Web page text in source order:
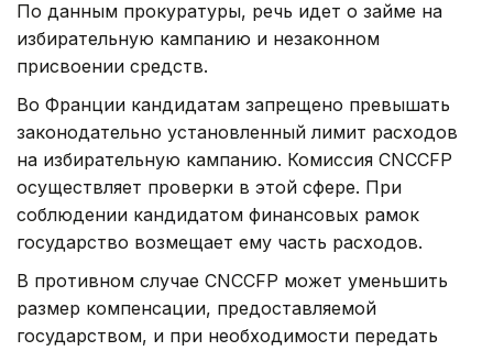
По данным прокуратуры, речь идет о займе на
избирательную кампанию и незаконном
присвоении средств.
Во Франции кандидатам запрещено превышать
законодательно установленный лимит расходов
на избирательную кампанию. Комиссия CNCCFP
осуществляет проверки в этой сфере. При
соблюдении кандидатом финансовых рамок
государство возмещает ему часть расходов.
В противном случае CNCCFP может уменьшить
размер компенсации, предоставляемой
государством, и при необходимости передать